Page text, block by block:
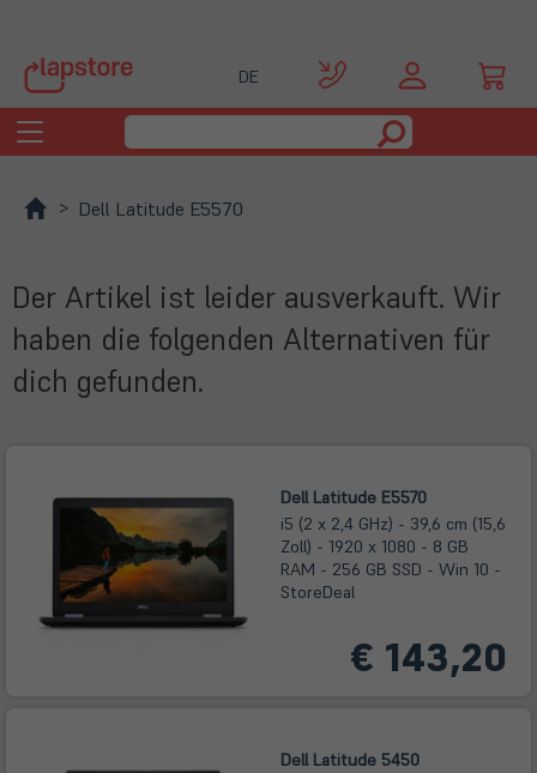
DE
Toggle
navigation
Dell Latitude E5570
Der Artikel ist leider ausverkauft. Wir
haben die folgenden Alternativen für
dich gefunden.
Dell Latitude E5570
i5 (2 x 2,4 GHz) - 39,6 cm (15,6
Zoll) - 1920 x 1080 - 8 GB
RAM - 256 GB SSD - Win 10 -
StoreDeal
€ 143,20
Dell Latitude 5450